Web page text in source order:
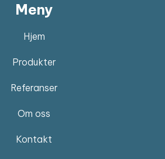
Meny
Hjem
Produkter
Referanser
Om oss
Kontakt